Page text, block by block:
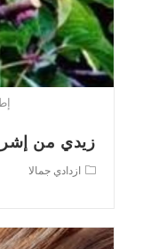
زيدي من
Postازدادي جمالا